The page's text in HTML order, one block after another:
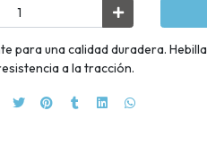
para una calidad duradera.
a la tracción.